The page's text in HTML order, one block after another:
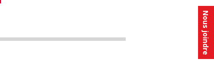
Nous joindre